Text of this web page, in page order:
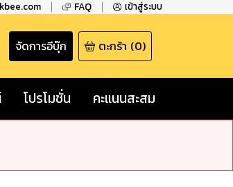
FAQ เข้าสู่ระบบ
จัดการอีบุ๊ก ตะกร้า (0)
โปรโมชั่น คะแนนสะสม